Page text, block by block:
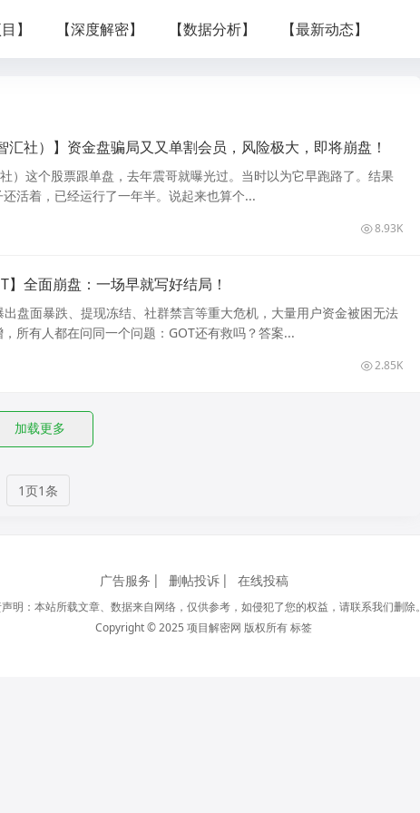
】 【深度解密】 【数据分析】 【最新动态】
汇社）】资金盘骗局又又单割会员，风险极大，即将崩盘！
）这个股票跟单盘，去年震哥就曝光过。当时以为它早跑路了。结果
活着，已经运行了一年半。说起来也算个...
8.93K
】全面崩盘：一场早就写好结局！
盘面暴跌、提现冻结、社群禁言等重大危机，大量用户资金被困无法
所有人都在问同一个问题：GOT还有救吗？答案...
2.85K
加载更多
1页1条
广告服务 删帖投诉 在线投稿
明：本站所载文章、数据来自网络，仅供参考，如侵犯了您的权益，请联系我们删除。
Copyright © 2025 项目解密网 版权所有标签